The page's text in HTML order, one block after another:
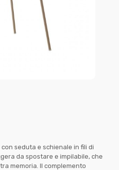
seduta e schienale in fili di
da spostare e impilabile, che
memoria. Il complemento